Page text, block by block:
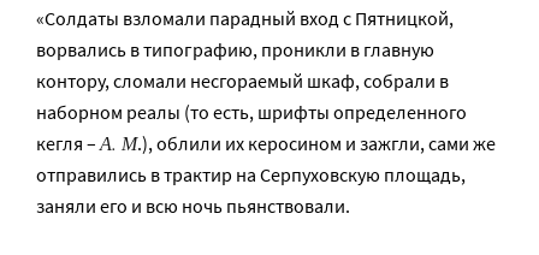
«Солдаты взломали парадный вход с Пятницкой,
ворвались в типографию, проникли в главную
контору, сломали несгораемый шкаф, собрали в
наборном реалы (то есть, шрифты определенного
кегля – А. М.), облили их керосином и зажгли, сами же
отправились в трактир на Серпуховскую площадь,
заняли его и всю ночь пьянствовали.